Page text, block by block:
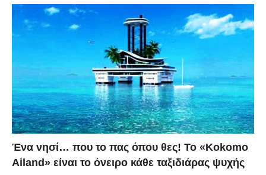
Ένα νησί… που το πας όπου θες! Το «Kokomo
Ailand» είναι το όνειρο κάθε ταξιδιάρας ψυχής